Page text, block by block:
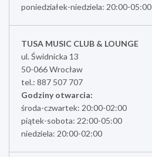
poniedziałek-niedziela: 20:00-05:00
TUSA MUSIC CLUB & LOUNGE
ul. Świdnicka 13
50-066 Wrocław
tel.: 887 507 707
Godziny otwarcia:
środa-czwartek: 20:00-02:00
piątek-sobota: 22:00-05:00
niedziela: 20:00-02:00